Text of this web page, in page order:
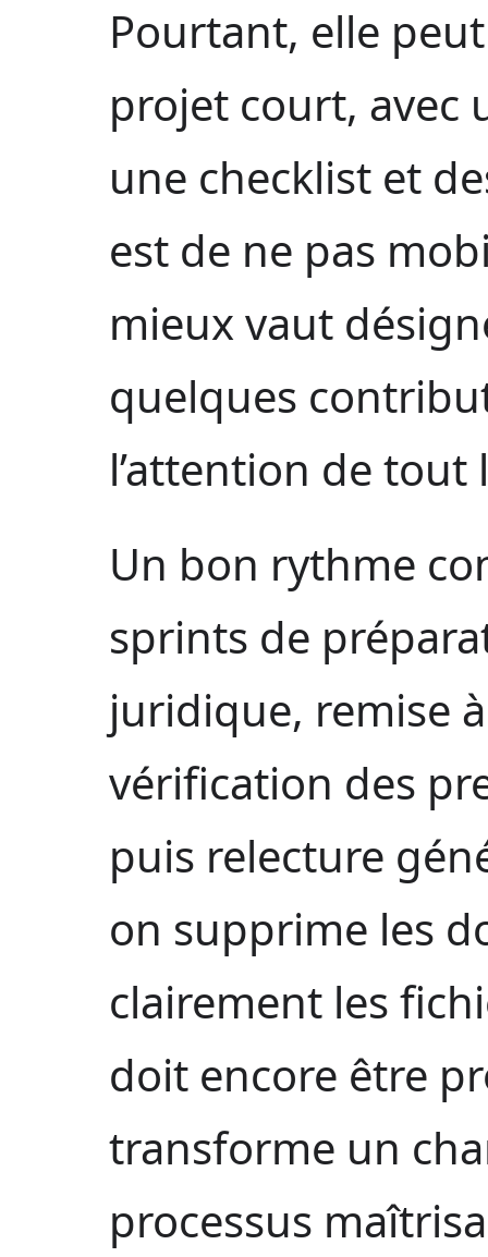
Pourtant, elle
projet court, avec
une checklist et
est de ne pas
mieux vaut
quelques
l’attention de tout
Un bon rythme
sprints de
juridique, remise
vérification des
puis relecture
on supprime les
clairement les
doit encore être
transforme un
processus